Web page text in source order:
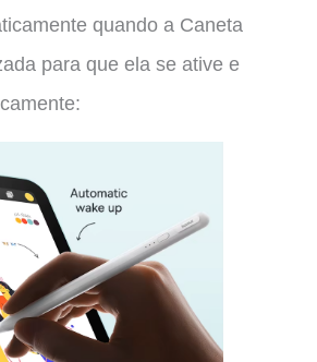
quando a Caneta
para que ela se ative e